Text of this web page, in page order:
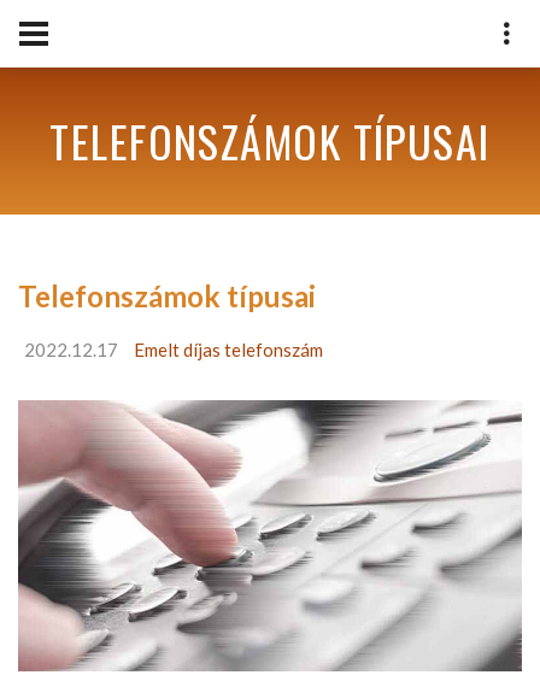
TELEFONSZÁMOK TÍPUSAI
Telefonszámok típusai
2022.12.17 Emelt díjas telefonszám